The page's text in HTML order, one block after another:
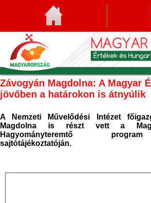
Závogyán Magdolna: A Magyar
jövőben a határokon is átnyúlik
A Nemzeti Művelődési Intézet
Magdolna is részt vett a
Hagyományteremtő
sajtótájékoztatóján.